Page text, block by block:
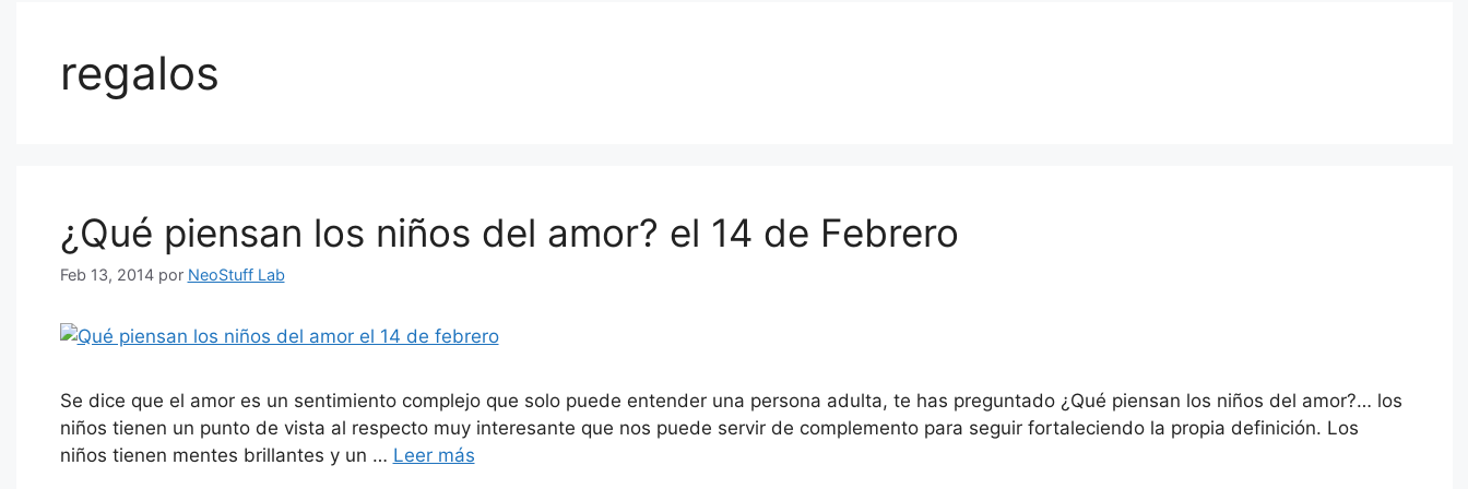
regalos
¿Qué piensan los niños del amor? el 14 de Febrero
Feb 13, 2014 por NeoStuff Lab
Se dice que el amor es un sentimiento complejo que solo puede entender una persona adulta, te has preguntado ¿Qué piensan los niños del amor?… los
niños tienen un punto de vista al respecto muy interesante que nos puede servir de complemento para seguir fortaleciendo la propia definición. Los
niños tienen mentes brillantes y un … Leer más